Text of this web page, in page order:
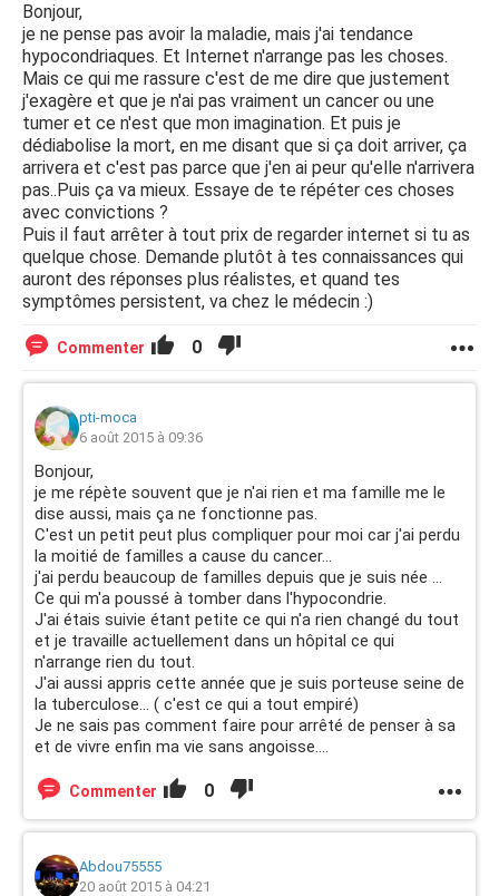
Bonjour,
je ne pense pas avoir la maladie, mais j'ai tendance
hypocondriaques. Et Internet n'arrange pas les choses.
Mais ce qui me rassure c'est de me dire que justement
j'exagère et que je n'ai pas vraiment un cancer ou une
tumer et ce n'est que mon imagination. Et puis je
dédiabolise la mort, en me disant que si ça doit arriver, ça
arrivera et c'est pas parce que j'en ai peur qu'elle n'arrivera
pas..Puis ça va mieux. Essaye de te répéter ces choses
avec convictions ?
Puis il faut arrêter à tout prix de regarder internet si tu as
quelque chose. Demande plutôt à tes connaissances qui
auront des réponses plus réalistes, et quand tes
symptômes persistent, va chez le médecin :)
Commenter 0
pti-moca
6 août 2015 à 09:36
Bonjour,
je me répète souvent que je n'ai rien et ma famille me le
dise aussi, mais ça ne fonctionne pas.
C'est un petit peut plus compliquer pour moi car j'ai perdu
la moitié de familles a cause du cancer...
j'ai perdu beaucoup de familles depuis que je suis née ...
Ce qui m'a poussé à tomber dans l'hypocondrie.
J'ai étais suivie étant petite ce qui n'a rien changé du tout
et je travaille actuellement dans un hôpital ce qui
n'arrange rien du tout.
J'ai aussi appris cette année que je suis porteuse seine de
la tuberculose... ( c'est ce qui a tout empiré)
Je ne sais pas comment faire pour arrêté de penser à sa
et de vivre enfin ma vie sans angoisse....
Commenter 0
Abdou75555
20 août 2015 à 04:21